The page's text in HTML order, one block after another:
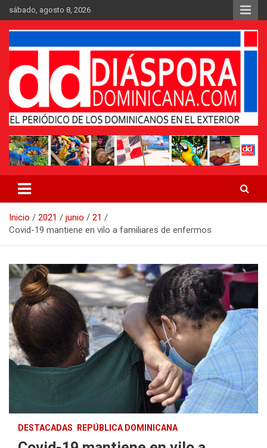
Saltar
al
contenido
sábado, agosto 8, 2026
Periódico Diáspora Dominicana
Inicio 2021 junio
21
Covid-19 mantiene en vilo a familiares de enfermos
DESTACADAS REPÚBLICA DOMINICANA